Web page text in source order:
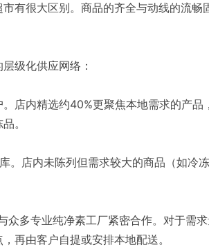
有很大区别。商品的齐全与动线的流
级化供应网络：
店内精选约40%更聚焦本地需求的产
。
店内未陈列但需求较大的商品（如
多专业纯净素工厂紧密合作。对于需
再由客户自提或安排本地配送。